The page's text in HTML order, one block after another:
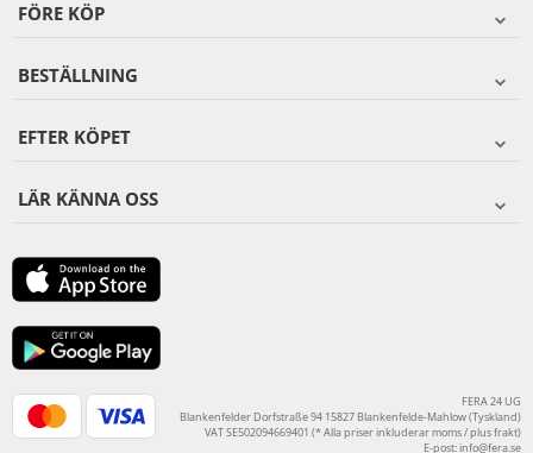
FÖRE KÖP
BESTÄLLNING
EFTER KÖPET
LÄR KÄNNA OSS
FERA 24 UG
Blankenfelder Dorfstraße 94 15827 Blankenfelde-Mahlow (Tyskland)
VAT SE502094669401 (* Alla priser inkluderar moms / plus frakt)
E-post:info@fera.se